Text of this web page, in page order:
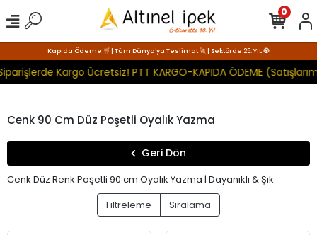
Kapıda Ödeme 🛒 | Tüm Dünya'ya Teslimat 🚀 | Sektörde 25. YIL 🧿
Kargo Ücretsiz! PTT KARGO-KAPIDA ÖDEME
0
Cenk 90 Cm Düz Poşetli Oyalık Yazma
Geri Dön
Cenk Düz Renk Poşetli 90 cm Oyalık Yazma | Dayanıklı & Şık
Filtreleme
Sıralama